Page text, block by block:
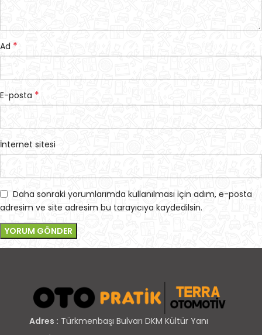
Ad *
E-posta *
İnternet sitesi
Daha sonraki yorumlarımda kullanılması için adım, e-posta
adresim ve site adresim bu tarayıcıya kaydedilsin.
Adres : Türkmenbaşı Bulvarı DKM Kültür Yanı